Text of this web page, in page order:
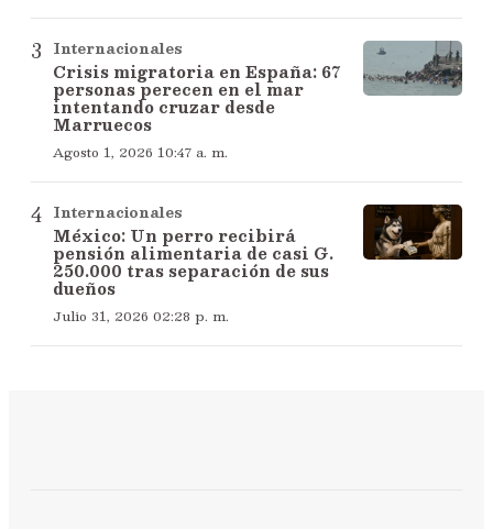
Internacionales
Crisis migratoria en España: 67
personas perecen en el mar
intentando cruzar desde
Marruecos
Agosto 1, 2026 10:47 a. m.
Internacionales
México: Un perro recibirá
pensión alimentaria de casi G.
250.000 tras separación de sus
dueños
Julio 31, 2026 02:28 p. m.